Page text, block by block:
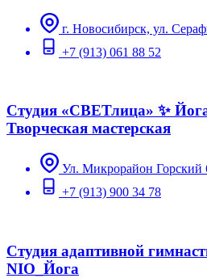
г. Новосибирск, ул.
+7 (913) 061 88 52
Студия «СВЕТлица» ✨
Творческая мастерская
Ул. Микрорайон Горский
+7 (913) 900 34 78
Студия адаптивной
NIO_Йога